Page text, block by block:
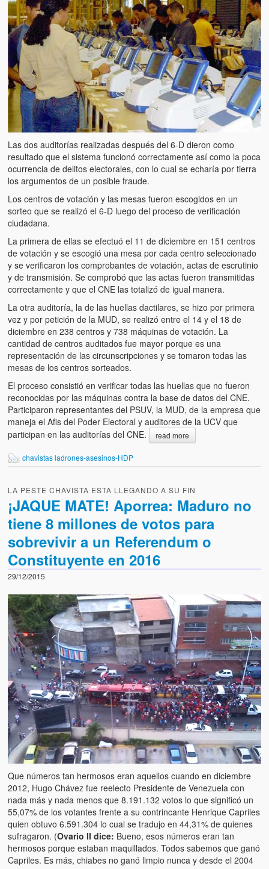
Las dos auditorías realizadas después del 6-D dieron como
resultado que el sistema funcionó correctamente así como la poca
ocurrencia de delitos electorales, con lo cual se echaría por tierra
los argumentos de un posible fraude.
Los centros de votación y las mesas fueron escogidos en un
sorteo que se realizó el 6-D luego del proceso de verificación
ciudadana.
La primera de ellas se efectuó el 11 de diciembre en 151 centros
de votación y se escogió una mesa por cada centro seleccionado
y se verificaron los comprobantes de votación, actas de escrutinio
y de transmisión. Se comprobó que las actas fueron transmitidas
correctamente y que el CNE las totalizó de igual manera.
La otra auditoría, la de las huellas dactilares, se hizo por primera
vez y por petición de la MUD, se realizó entre el 14 y el 18 de
diciembre en 238 centros y 738 máquinas de votación. La
cantidad de centros auditados fue mayor porque es una
representación de las circunscripciones y se tomaron todas las
mesas de los centros sorteados.
El proceso consistió en verificar todas las huellas que no fueron
reconocidas por las máquinas contra la base de datos del CNE.
Participaron representantes del PSUV, la MUD, de la empresa que
maneja el Afis del Poder Electoral y auditores de la UCV que
participan en las auditorías del CNE.
read more
chavistas ladrones-asesinos-HDP
LA PESTE CHAVISTA ESTA LLEGANDO A SU FIN
¡JAQUE MATE! Aporrea: Maduro no
tiene 8 millones de votos para
sobrevivir a un Referendum o
Constituyente en 2016
29/12/2015
Que números tan hermosos eran aquellos cuando en diciembre
2012, Hugo Chávez fue reelecto Presidente de Venezuela con
nada más y nada menos que 8.191.132 votos lo que significó un
55,07% de los votantes frente a su contrincante Henrique Capriles
quien obtuvo 6.591.304 lo cual se tradujo en 44,31% de quienes
sufragaron. (Ovario II dice: Bueno, esos números eran tan
hermosos porque estaban maquillados. Todos sabemos que ganó
Capriles. Es más, chiabes no ganó limpio nunca y desde el 2004